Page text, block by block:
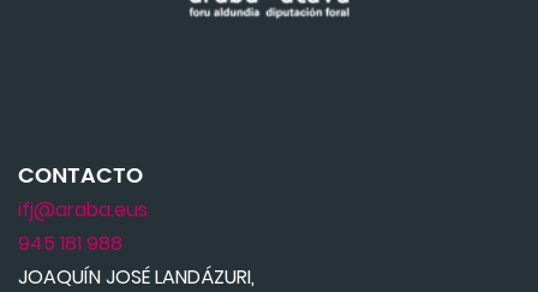
CONTACTO
ifj@araba.eus
945 181 988
JOAQUÍN JOSÉ LANDÁZURI,